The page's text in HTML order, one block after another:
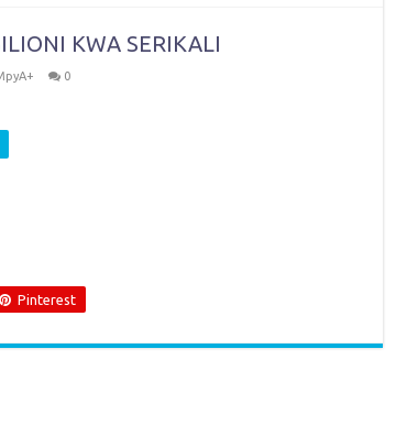
KWA SERIKALI
0
Pinterest